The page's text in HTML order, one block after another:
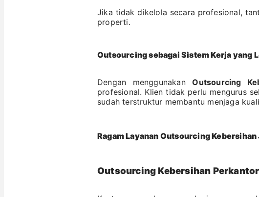
Jika tidak dikelola secara profesional,
properti.
Outsourcing sebagai Sistem Kerja yang
Dengan menggunakanOutsourcing
profesional. Klien tidak perlu mengurus
sudah terstruktur membantu menjaga
Ragam Layanan Outsourcing
Outsourcing Kebersihan